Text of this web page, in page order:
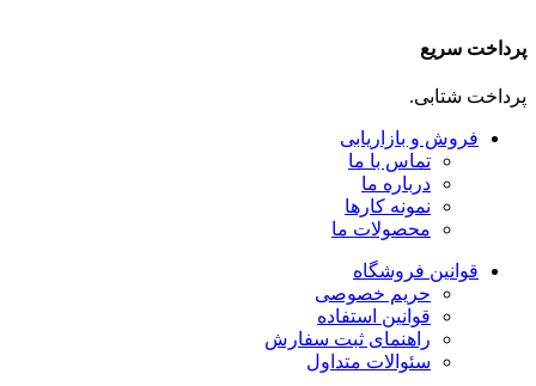
پرداخت سریع
پرداخت شتابی.
فروش و بازاریابی
تماس با ما
درباره ما
نمونه کارها
محصولات ما
قوانین فروشگاه
حریم خصوصی
قوانین استفاده
راهنمای ثبت سفارش
سئوالات متداول